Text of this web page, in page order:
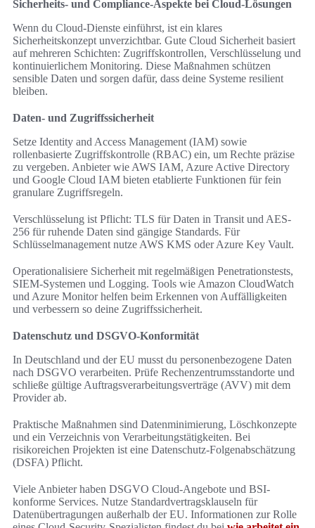
Sicherheits- und Compliance-Aspekte bei Cloud-Lösungen
Wenn du Cloud-Dienste einführst, ist ein klares
Sicherheitskonzept unverzichtbar. Gute Cloud Sicherheit basiert
auf mehreren Schichten: Zugriffskontrollen, Verschlüsselung und
kontinuierlichem Monitoring. Diese Maßnahmen schützen
sensible Daten und sorgen dafür, dass deine Systeme resilient
bleiben.
Daten- und Zugriffssicherheit
Setze Identity and Access Management (IAM) sowie
rollenbasierte Zugriffskontrolle (RBAC) ein, um Rechte präzise
zu vergeben. Anbieter wie AWS IAM, Azure Active Directory
und Google Cloud IAM bieten etablierte Funktionen für fein
granulare Zugriffsregeln.
Verschlüsselung ist Pflicht: TLS für Daten in Transit und AES-
256 für ruhende Daten sind gängige Standards. Für
Schlüsselmanagement nutze AWS KMS oder Azure Key Vault.
Operationalisiere Sicherheit mit regelmäßigen Penetrationstests,
SIEM-Systemen und Logging. Tools wie Amazon CloudWatch
und Azure Monitor helfen beim Erkennen von Auffälligkeiten
und verbessern so deine Zugriffssicherheit.
Datenschutz und DSGVO-Konformität
In Deutschland und der EU musst du personenbezogene Daten
nach DSGVO verarbeiten. Prüfe Rechenzentrumsstandorte und
schließe gültige Auftragsverarbeitungsverträge (AVV) mit dem
Provider ab.
Praktische Maßnahmen sind Datenminimierung, Löschkonzepte
und ein Verzeichnis von Verarbeitungstätigkeiten. Bei
risikoreichen Projekten ist eine Datenschutz-Folgenabschätzung
(DSFA) Pflicht.
Viele Anbieter haben DSGVO Cloud-Angebote und BSI-
konforme Services. Nutze Standardvertragsklauseln für
Datenübertragungen außerhalb der EU. Informationen zur Rolle